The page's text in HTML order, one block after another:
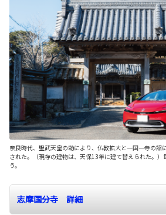
奈良時代、聖武天皇の勅により、仏教拡大と一国一寺の詔
された。（現存の建物は、天保13年に建て替えられた。
う。
志摩国分寺 詳細